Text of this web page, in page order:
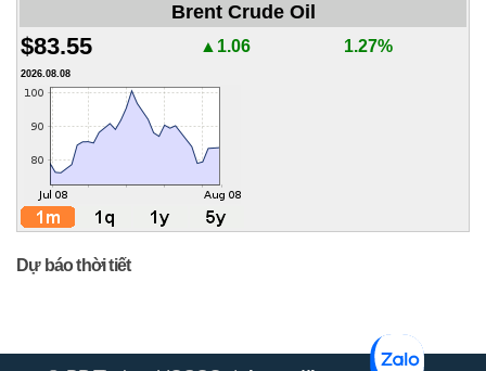
Brent Crude Oil
$83.55 ▲1.06 1.27%
2026.08.08
Dự báo thời tiết